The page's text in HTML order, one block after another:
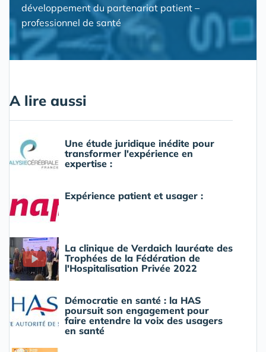
développement du partenariat patient –
professionnel de santé
A lire aussi
Une étude juridique inédite pour
transformer l'expérience en
expertise :
Expérience patient et usager :
La clinique de Verdaich lauréate des
Trophées de la Fédération de
l'Hospitalisation Privée 2022
Démocratie en santé : la HAS
poursuit son engagement pour
faire entendre la voix des usagers
en santé